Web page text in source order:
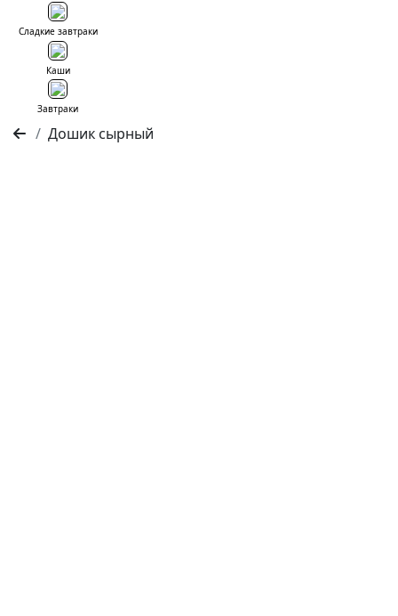
Сладкие завтраки
Каши
Завтраки
Дошик сырный